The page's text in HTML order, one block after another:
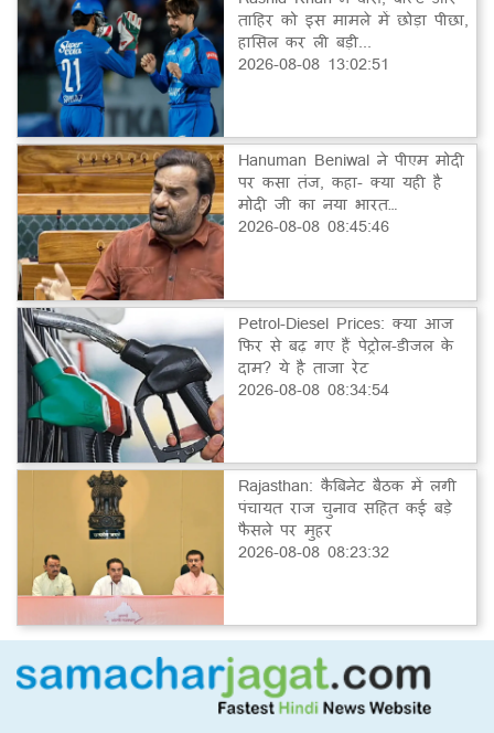
ताहिर को इस मामले में छोड़ा पीछा,
हासिल कर ली बड़ी...
2026-08-08 13:02:51
Hanuman Beniwal ने पीएम मोदी
पर कसा तंज, कहा- क्या यही है
मोदी जी का नया भारत…
2026-08-08 08:45:46
Petrol-Diesel Prices: क्या आज
फिर से बढ़ गए हैं पेट्रोल-डीजल के
दाम? ये है ताजा रेट
2026-08-08 08:34:54
Rajasthan: कैबिनेट बैठक में लगी
पंचायत राज चुनाव सहित कई बड़े
फैसले पर मुहर
2026-08-08 08:23:32